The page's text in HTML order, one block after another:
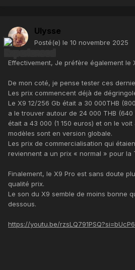
Ulysse
Posté(e) le 10 novembre 2025
Effectivement, Je préfère également le
De mon coté, je pense tester ces
Les prix commencent déjà de
Le X9 12/256 Gb était a 30 000THB
a le trouver autour de 24 000 THB (640
était a 43 000 (1 150 euros) et on le
modèles sont en version globale.
Les prix de commercialisation qui
reviennent a un prix « normal » pour la
Finalement, le X9 Pro est sans doute
qualité prix.
Le son du X9 semble de moins bonne
dessous.
https://youtu.be/